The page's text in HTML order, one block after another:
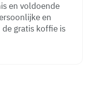
en voldoende
en
de gratis koffie is